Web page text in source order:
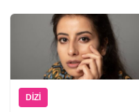
DIZI